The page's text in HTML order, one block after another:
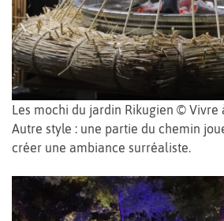
Les mochi du jardin Rikugien © Vivre
Autre style : une partie du chemin
créer une ambiance surréaliste.